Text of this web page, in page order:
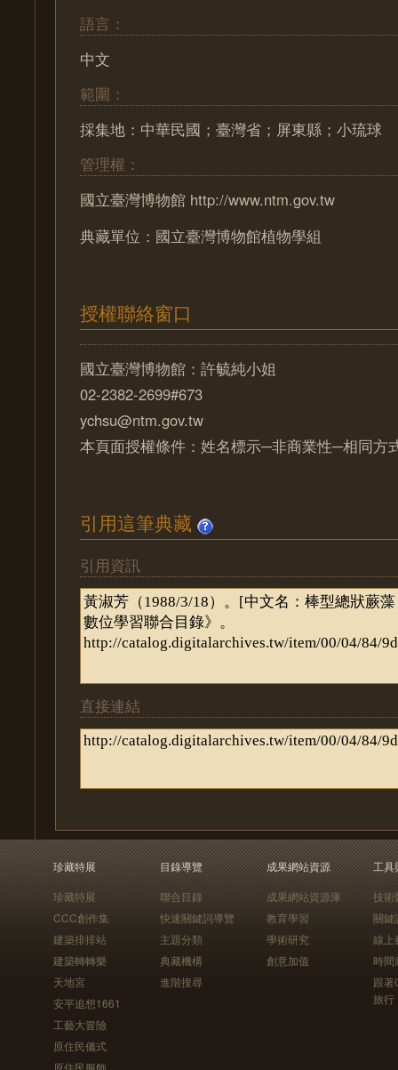
語言：
中文
範圍：
採集地：中華民國；臺灣省；屏東縣；小琉球
管理權：
國立臺灣博物館 http://www.ntm.gov.tw
典藏單位：國立臺灣博物館植物學組
授權聯絡窗口
國立臺灣博物館：許毓純小姐
02-2382-2699#673
ychsu@ntm.gov.tw
本頁面授權條件：姓名標示─非商業性─相同方
引用這筆典藏
引用資訊
直接連結
珍藏特展
珍藏特展
CCC創作集
建築排排站
建築轉轉樂
天地宮
安平追想1661
工藝大冒險
原住民儀式
原住民服飾
目錄導覽
聯合目錄
快速關鍵詞導覽
主題分類
典藏機構
進階搜尋
成果網站資源
成果網站資源庫
教育學習
學術研究
創意加值
工具
技術
關鍵
線上
時間
跟
旅行